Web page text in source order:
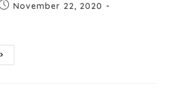
November 22, 2020